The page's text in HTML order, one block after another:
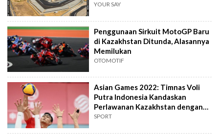
YOUR SAY
Penggunaan Sirkuit MotoGP Baru
di Kazakhstan Ditunda, Alasannya
Memilukan
OTOMOTIF
Asian Games 2022: Timnas Voli
Putra Indonesia Kandaskan
Perlawanan Kazakhstan dengan
Skor 3-2
SPORT